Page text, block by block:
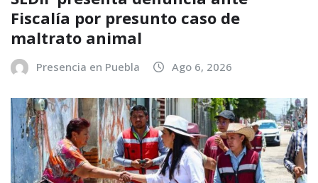
Fiscalía por presunto caso de
maltrato animal
Presencia en Puebla Ago 6, 2026